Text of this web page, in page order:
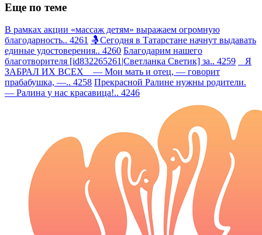
Еще по теме
В рамках акции «массаж детям» выражаем огромную
благодарность.. 4261 🤱Сегодня в Татарстане начнут выдавать
единые удостоверения.. 4260 Благодарим нашего
благотворителя [id832265261|Светланка Светик] за.. 4259
Я
ЗАБРАЛ ИХ ВСЕХ — Мои мать и отец, — говорит
прабабушка, —.. 4258 Прекрасной Ралине нужны родители.
— Ралина у нас красавица!.. 4246